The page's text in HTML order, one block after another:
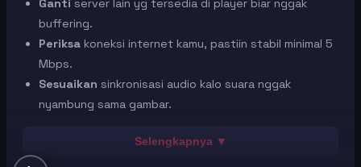
Ganti server lain yg tersedia di player biar nggak
buffering.
Periksa koneksi internet kamu, pastiin stabil minimal 5
Mbps.
Sesuaikan sinkronisasi audio kalo suara nggak
nyambung sama gambar.
🖥️ Tombol fullscreen nggak jalan?
Pakai
Selengkapnya ▼